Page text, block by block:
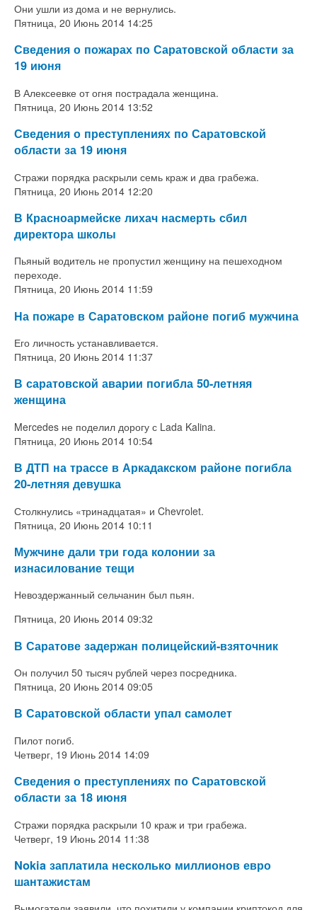
Они ушли из дома и не вернулись.
Пятница, 20 Июнь 2014 14:25
Сведения о пожарах по Саратовской области за
19 июня
В Алексеевке от огня пострадала женщина.
Пятница, 20 Июнь 2014 13:52
Сведения о преступлениях по Саратовской
области за 19 июня
Стражи порядка раскрыли семь краж и два грабежа.
Пятница, 20 Июнь 2014 12:20
В Красноармейске лихач насмерть сбил
директора школы
Пьяный водитель не пропустил женщину на пешеходном
переходе.
Пятница, 20 Июнь 2014 11:59
На пожаре в Саратовском районе погиб мужчина
Его личность устанавливается.
Пятница, 20 Июнь 2014 11:37
В саратовской аварии погибла 50-летняя
женщина
Mercedes не поделил дорогу с Lada Kalina.
Пятница, 20 Июнь 2014 10:54
В ДТП на трассе в Аркадакском районе погибла
20-летняя девушка
Столкнулись «тринадцатая» и Chevrolet.
Пятница, 20 Июнь 2014 10:11
Мужчине дали три года колонии за
изнасилование тещи
Невоздержанный сельчанин был пьян.
Пятница, 20 Июнь 2014 09:32
В Саратове задержан полицейский-взяточник
Он получил 50 тысяч рублей через посредника.
Пятница, 20 Июнь 2014 09:05
В Саратовской области упал самолет
Пилот погиб.
Четверг, 19 Июнь 2014 14:09
Сведения о преступлениях по Саратовской
области за 18 июня
Стражи порядка раскрыли 10 краж и три грабежа.
Четверг, 19 Июнь 2014 11:38
Nokia заплатила несколько миллионов евро
шантажистам